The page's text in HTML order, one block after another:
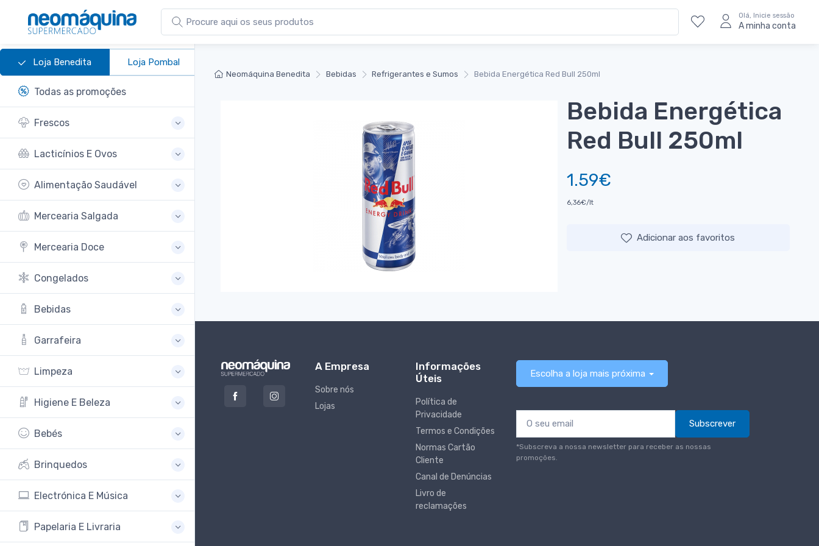
Loja Benedita Loja Pombal
Todas as promoções
Frescos
Lacticínios E Ovos
Alimentação Saudável
Mercearia Salgada
Mercearia Doce
Congelados
Bebidas
Garrafeira
Limpeza
Higiene E Beleza
Bebés
Brinquedos
Electrónica E Música
Papelaria E Livraria
Olá, Inicie sessão
A minha conta
Neomáquina Benedita Bebidas Refrigerantes e Sumos Bebida Energética Red Bull 250ml
Bebida Energética
Red Bull 250ml
1.59€
6,36€/lt
Adicionar aos favoritos
A Empresa
Sobre nós
Lojas
Informações
Úteis
Política de
Privacidade
Termos e Condições
Normas Cartão
Cliente
Canal de Denúncias
Livro de
reclamações
Escolha a loja mais próxima
Subscrever
*Subscreva a nossa newsletter para receber as nossas
promoções.